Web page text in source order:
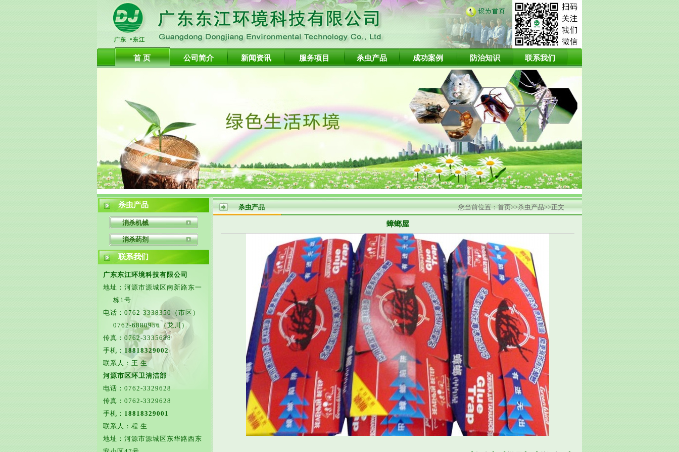
首 页 公司简介 新闻资讯 服务项目 杀虫产品 成功案例 防治知识 联系我们
杀虫产品
消杀机械
消杀药剂
联系我们
广东东江环境科技有限公司
地址：河源市源城区南新路东一
栋1号
电话：0762-3338350（市区）
0762-6880956（龙川）
传真：0762-3335688
手机： 18818329002
联系人：王 生
河源市区环卫清洁部
电话：0762-3329628
传真：0762-3329628
手机： 18818329001
联系人：程 生
地址：河源市源城区东华路西东
杀虫产品 您当前位置：首页>>杀虫产品>>正文
蟑螂屋